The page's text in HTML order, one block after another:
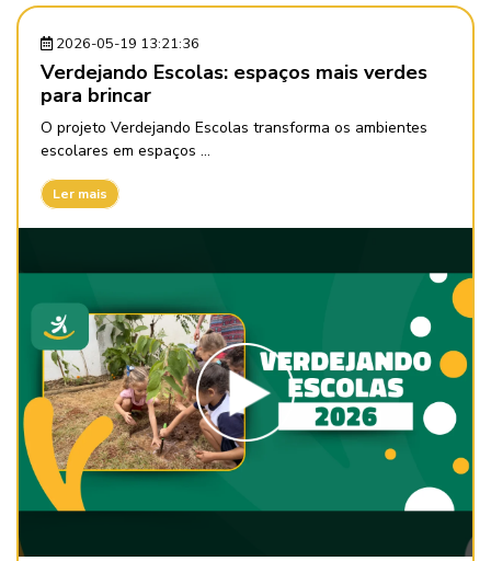
2026-05-19 13:21:36
Verdejando Escolas: espaços mais verdes
para brincar
O projeto Verdejando Escolas transforma os ambientes
escolares em espaços ...
Ler mais